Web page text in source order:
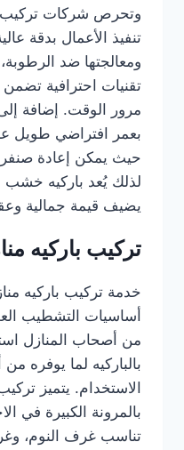
وتحرص شركات
تنفيذ الأعمال بدقة
ومعالجتها ضد
تقنيات احترافية
مرور الوقت. إضافة
بعمر افتراضي طويل
حيث يمكن إعادة
لذلك يُعد باركيه خشب
يضيف قيمة جمالية
تركيب باركيه
خدمة تركيب باركيه
أساسيات التشطيب
من أصحاب المنازل
بالباركيه لما يوفره
الاستخدام. يتميز
بالمرونة الكبيرة في
تناسب غرف النوم،